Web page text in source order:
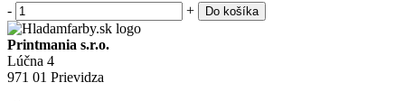
- + Do košíka
Printmania s.r.o.
Lúčna 4
971 01 Prievidza